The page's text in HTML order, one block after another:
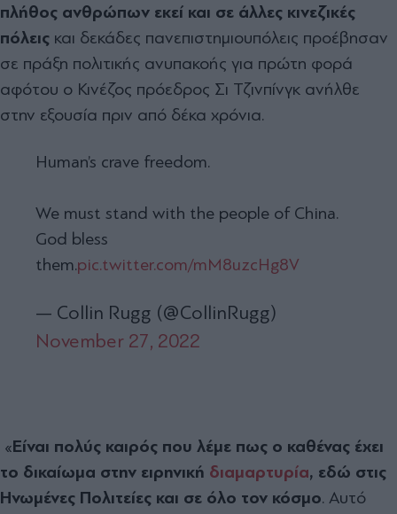
πλήθος ανθρώπων εκεί και σε άλλες κινεζικές
πόλεις και δεκάδες πανεπιστημιουπόλεις προέβησαν
σε πράξη πολιτικής ανυπακοής για πρώτη φορά
αφότου ο Κινέζος πρόεδρος Σι Τζινπίνγκ ανήλθε
στην εξουσία πριν από δέκα χρόνια.
Human’s crave freedom.
We must stand with the people of China.
God bless
them.pic.twitter.com/mM8uzcHg8V
— Collin Rugg (@CollinRugg)
November 27, 2022
«Είναι πολύς καιρός που λέμε πως ο καθένας έχει
το δικαίωμα στην ειρηνική διαμαρτυρία, εδώ στις
Ηνωμένες Πολιτείες και σε όλο τον κόσμο. Αυτό